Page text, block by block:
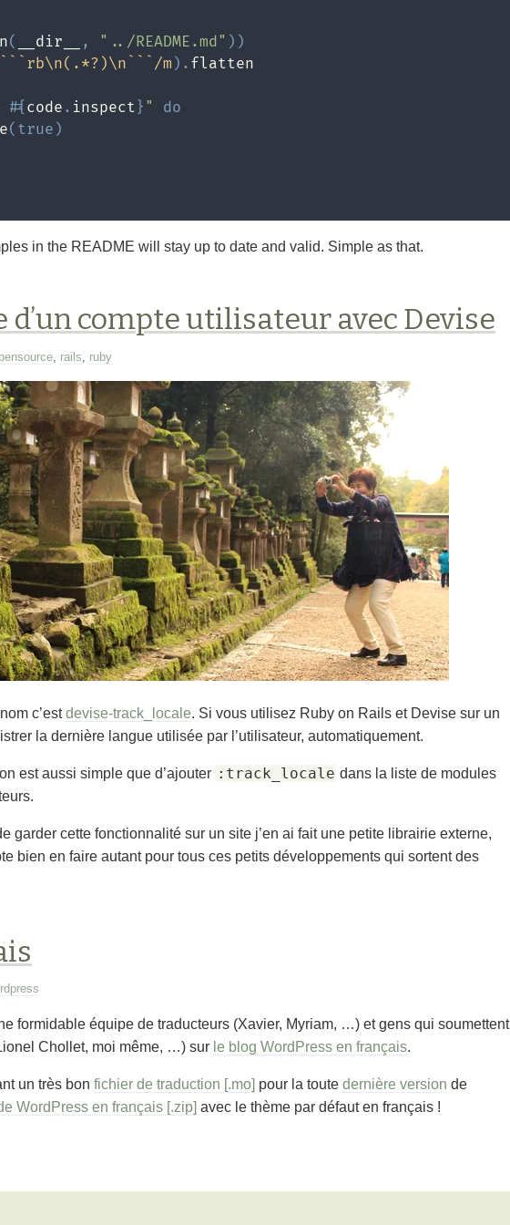
( __dir__ , "../README.md" ) )
m) . flatten
#{ code . inspect } "
do
( true )
in the README will stay up to date and valid. Simple as that.
compte utilisateur avec Devise
rails ruby
c’estdevise-track_locale. Si vous utilisez Ruby on Rails et Devise sur un
la dernière langue utilisée par l’utilisateur, automatiquement.
est aussi simple que d’ajouter :track_locale dans la liste de modules
garder cette fonctionnalité sur un site j’en ai fait une petite librairie externe,
bien en faire autant pour tous ces petits développements qui sortent des
formidable équipe de traducteurs (Xavier, Myriam, …) et gens qui soumettent
Chollet, moi même, …) sur le blog WordPress en français.
un très bon fichier de traduction [.mo] pour la toute dernière version de
WordPress en français [.zip] avec le thème par défaut en français !